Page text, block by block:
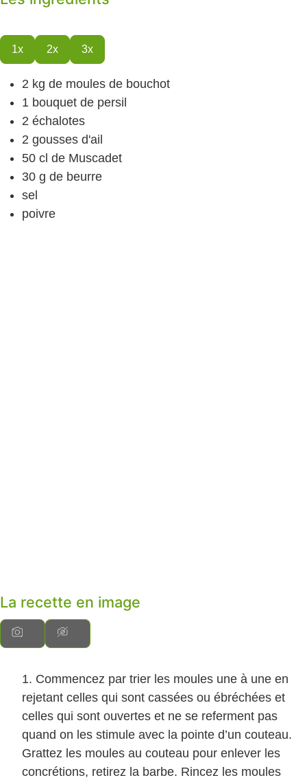
1x 2x 3x
2 kg de moules de bouchot
1 bouquet de persil
2 échalotes
2 gousses d'ail
50 cl de Muscadet
30 g de beurre
sel
poivre
La recette en image
Commencez par trier les moules une à une en
rejetant celles qui sont cassées ou ébréchées et
celles qui sont ouvertes et ne se referment pas
quand on les stimule avec la pointe d’un couteau.
Grattez les moules au couteau pour enlever les
concrétions, retirez la barbe. Rincez les moules